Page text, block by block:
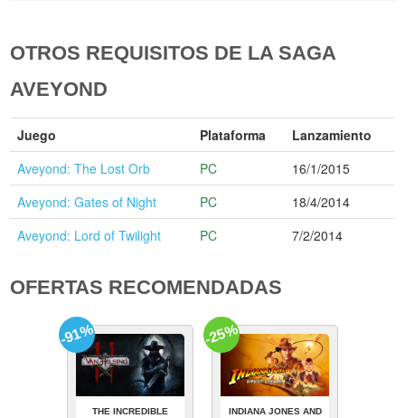
OTROS REQUISITOS DE LA SAGA
AVEYOND
Juego Plataforma
Lanzamiento
Aveyond: The Lost Orb
PC
16/1/2015
Aveyond: Gates of Night
PC
18/4/2014
Aveyond: Lord of Twilight
PC 7/2/2014
OFERTAS RECOMENDADAS
THE INCREDIBLE
-91%
INDIANA JONES AND
-25%